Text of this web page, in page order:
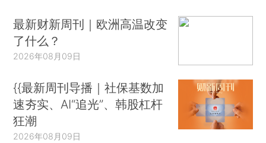
最新财新周刊｜欧洲高温改变
了什么？
2026年08月09日
{{最新周刊导播｜社保基数加
速夯实、AI“追光”、韩股杠杆
狂潮
2026年08月09日